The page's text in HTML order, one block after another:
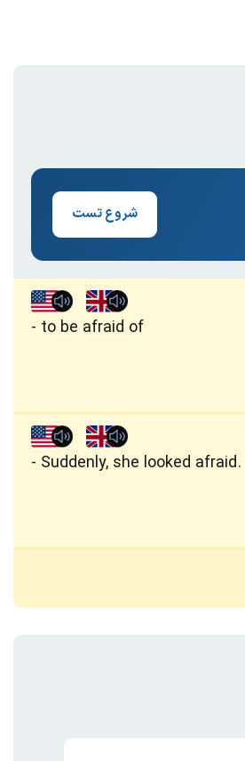
شروع تست
to be afraid of
Suddenly, she looked afraid.